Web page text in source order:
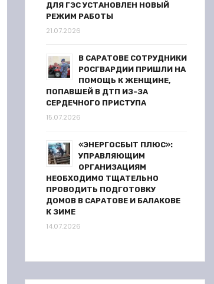
ДЛЯ ГЭС УСТАНОВЛЕН НОВЫЙ
РЕЖИМ РАБОТЫ
21.07.2026
В САРАТОВЕ СОТРУДНИКИ
РОСГВАРДИИ ПРИШЛИ НА
ПОМОЩЬ К ЖЕНЩИНЕ,
ПОПАВШЕЙ В ДТП ИЗ-ЗА
СЕРДЕЧНОГО ПРИСТУПА
15.07.2026
«ЭНЕРГОСБЫТ ПЛЮС»:
УПРАВЛЯЮЩИМ
ОРГАНИЗАЦИЯМ
НЕОБХОДИМО ТЩАТЕЛЬНО
ПРОВОДИТЬ ПОДГОТОВКУ
ДОМОВ В САРАТОВЕ И БАЛАКОВЕ
К ЗИМЕ
14.07.2026